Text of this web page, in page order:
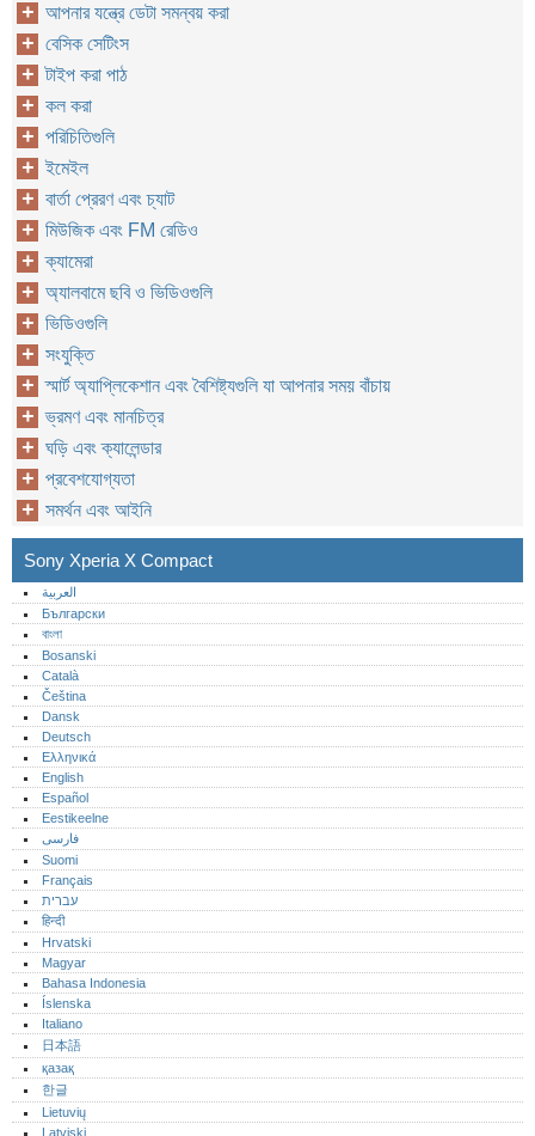
আপনার যন্ত্রে ডেটা সমন্বয় করা
বেসিক সেটিংস
টাইপ করা পাঠ
কল করা
পরিচিতিগুলি
ইমেইল
বার্তা প্রেরণ এবং চ্যাট
মিউজিক এবং FM রেডিও
ক্যামেরা
অ্যালবামে ছবি ও ভিডিওগুলি
ভিডিওগুলি
সংযুক্তি
স্মার্ট অ্যাপ্লিকেশান এবং বৈশিষ্ট্যগুলি যা আপনার সময় বাঁচায়
ভ্রমণ এবং মানচিত্র
ঘড়ি এবং ক্যালেন্ডার
প্রবেশযোগ্যতা
সমর্থন এবং আইনি
Sony Xperia X Compact
العربية
Български
বাংলা
Bosanski
Català
Čeština
Dansk
Deutsch
Ελληνικά
English
Español
Eestikeelne
فارسی
Suomi
Français
עברית
हिन्दी
Hrvatski
Magyar
Bahasa Indonesia
Íslenska
Italiano
日本語
қазақ
한글
Lietuvių
Latviski